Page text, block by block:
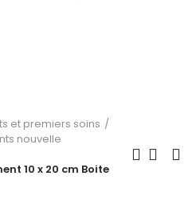
et premiers soins
nouvelle
10 x 20 cm Boite